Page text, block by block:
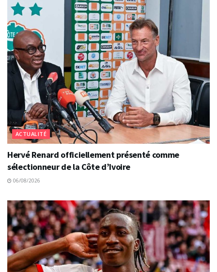
ACTUALITÉ
Hervé Renard officiellement présenté comme
sélectionneur de la Côte d’Ivoire
06/08/2026